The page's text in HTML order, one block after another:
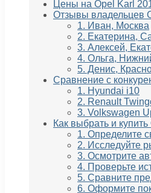
Цены на Opel Karl
Отзывы владельцев
1. Иван, Москва
2. Екатерина,
3. Алексей,
4. Ольга,
5. Денис,
Сравнение с
1. Hyundai i10
2. Renault
3. Volkswagen
Как выбрать и
1. Определите
2. Исследуйте
3. Осмотрите
4. Проверьте
5. Сравните
6. Оформите